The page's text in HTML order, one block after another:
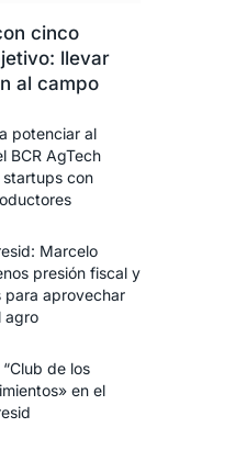
cinco
llevar
al campo
potenciar al
BCR AgTech
startups con
Marcelo
presión fiscal y
para aprovechar
agro
de los
en el